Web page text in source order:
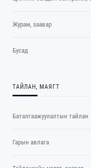
Журам, заавар
Бусад
ТАЙЛАН, МАЯГТ
Баталгаажуулалтын тайлан
Гарын авлага